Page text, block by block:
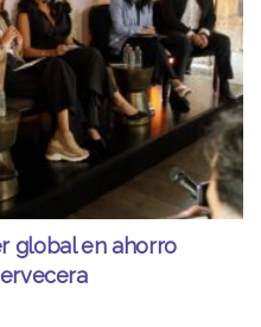
global en ahorro